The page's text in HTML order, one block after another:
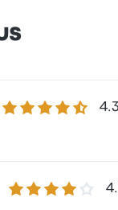
4.3 sur 5 étoiles
par les
4.1 sur 5 étoiles